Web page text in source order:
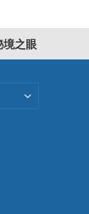
境之眼